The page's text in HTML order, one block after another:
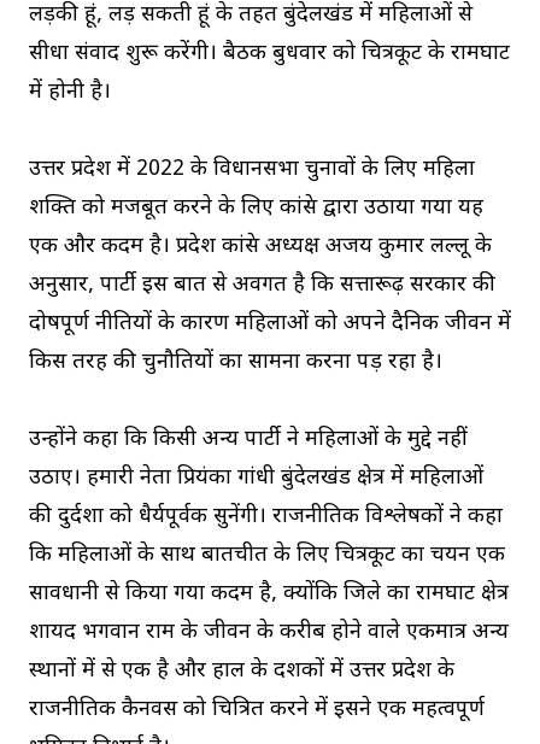
लड़की हूं, लड़ सकती हूं के तहत बुंदेलखंड में महिलाओं से
सीधा संवाद शुरू करेंगी। बैठक बुधवार को चित्रकूट के रामघाट
में होनी है।
उत्तर प्रदेश में 2022 के विधानसभा चुनावों के लिए महिला
शक्ति को मजबूत करने के लिए कांग्रेस द्वारा उठाया गया यह
एक और कदम है। प्रदेश कांग्रेस अध्यक्ष अजय कुमार लल्लू के
अनुसार, पार्टी इस बात से अवगत है कि सत्तारूढ़ सरकार की
दोषपूर्ण नीतियों के कारण महिलाओं को अपने दैनिक जीवन में
किस तरह की चुनौतियों का सामना करना पड़ रहा है।
उन्होंने कहा कि किसी अन्य पार्टी ने महिलाओं के मुद्दे नहीं
उठाए। हमारी नेता प्रियंका गांधी बुंदेलखंड क्षेत्र में महिलाओं
की दुर्दशा को धैर्यपूर्वक सुनेंगी। राजनीतिक विश्लेषकों ने कहा
कि महिलाओं के साथ बातचीत के लिए चित्रकूट का चयन एक
सावधानी से किया गया कदम है, क्योंकि जिले का रामघाट क्षेत्र
शायद भगवान राम के जीवन के करीब होने वाले एकमात्र अन्य
स्थानों में से एक है और हाल के दशकों में उत्तर प्रदेश के
राजनीतिक कैनवस को चित्रित करने में इसने एक महत्वपूर्ण